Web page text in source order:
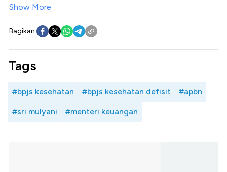
Show More
Bagikan:
Tags
#bpjs kesehatan #bpjs kesehatan defisit #apbn
#sri mulyani #menteri keuangan